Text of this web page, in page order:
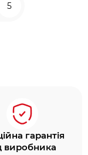
5
гарантія
виробника